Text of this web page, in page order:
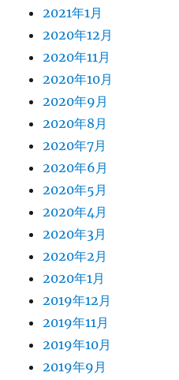
2021年1月
2020年12月
2020年11月
2020年10月
2020年9月
2020年8月
2020年7月
2020年6月
2020年5月
2020年4月
2020年3月
2020年2月
2020年1月
2019年12月
2019年11月
2019年10月
2019年9月